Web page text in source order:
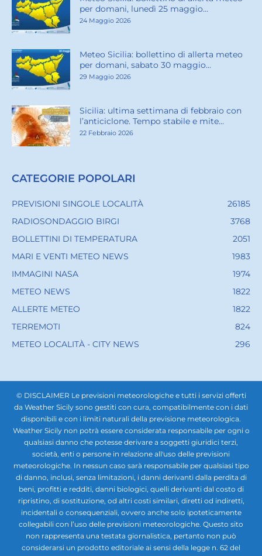
per domani, lunedì 25 maggio...
24 Maggio 2026
Meteo Sicilia: bollettino di allerta meteo
per domani, sabato 30 maggio...
29 Maggio 2026
Sicilia: ultima settimana di febbraio con
l’anticiclone. Tempo stabile e mite...
22 Febbraio 2026
CATEGORIE POPOLARI
PREVISIONI SINGOLE LOCALITÀ
26185
RADIOSONDAGGIO BIRGI
3768
BOLLETTINI DI TEMPERATURA
2051
MARI E VENTI METEO NEWS
1983
IMMAGINI NASA
1974
METEO NEWS
1822
ALLERTE METEO
1822
TERREMOTI
824
METEO LOCALITÀ - CITY NEWS
296
© DISCLAIMER Le previsioni meteorologiche e tutti i servizi offerti
da Weather Sicily sono gestiti con cura, compatibilmente con i dati
disponibili e con i limiti naturali della previsione meteorologica.
Weather Sicily non potrà essere considerata responsabile per ogni o
qualsiasi danno che potesse derivare a soggetti giuridici terzi,
società, enti o persone in relazione all'uso delle previsioni
meteorologiche. In nessun caso sarà responsabile per qualsiasi tipo
di danno, inclusi, senza limitazioni, i danni derivanti dalla perdita di
beni, profitti e redditi, danni biologici, quelli derivanti dal costo di
ripristino, di sostituzione, od altri costi similari, diretti od indiretti,
incidentali o consequenziali, ovvero anche solo ipoteticamente
collegabili con l’uso delle previsioni meteorologiche. Questo sito
non rappresenta una testata giornalistica, pertanto non può
considerarsi un prodotto editoriale ai sensi della legge n. 62 del